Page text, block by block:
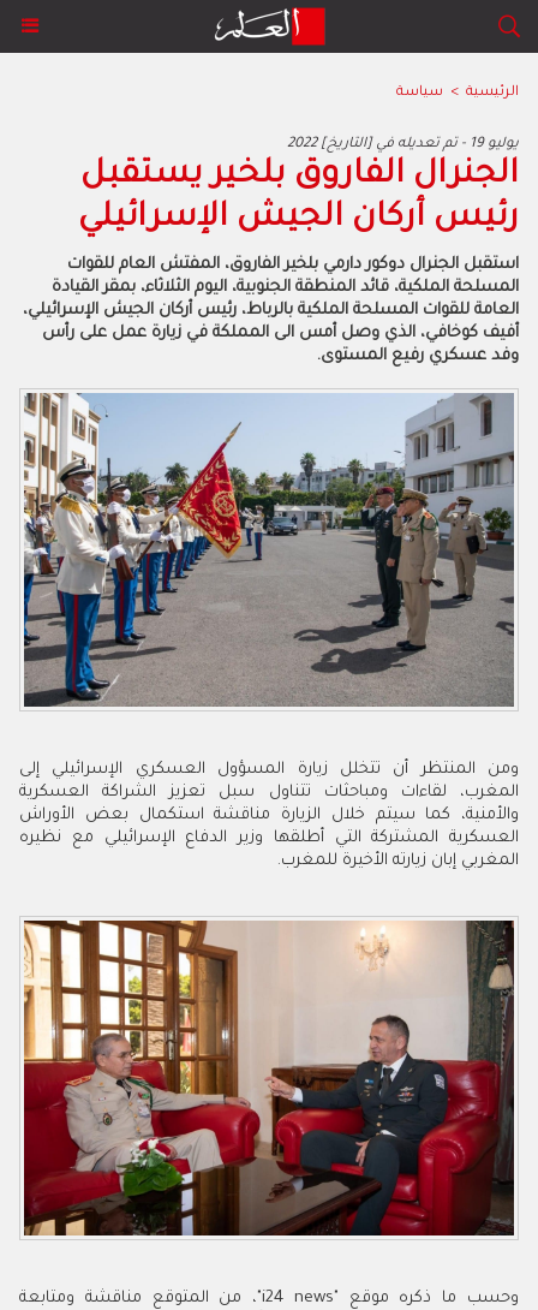
الرئيسية > سياسة
2022 يوليو 19 - تم تعديله في [التاريخ]
الجنرال الفاروق بلخير يستقبل
رئيس أركان الجيش الإسرائيلي
استقبل الجنرال دوكور دارمي بلخير الفاروق، المفتش العام للقوات
المسلحة الملكية، قائد المنطقة الجنوبية، اليوم الثلاثاء، بمقر القيادة
العامة للقوات المسلحة الملكية بالرباط، رئيس أركان الجيش الإسرائيلي،
أفيف كوخافي، الذي وصل أمس الى المملكة في زيارة عمل على رأس
وفد عسكري رفيع المستوى.
ومن المنتظر أن تتخلل زيارة المسؤول العسكري الإسرائيلي إلى
المغرب، لقاءات ومباحثات تتناول سبل تعزيز الشراكة العسكرية
والأمنية، كما سيتم خلال الزيارة مناقشة استكمال بعض الأوراش
العسكرية المشتركة التي أطلقها وزير الدفاع الإسرائيلي مع نظيره
المغربي إبان زيارته الأخيرة للمغرب.
وحسب ما ذكره موقع "i24 news"، من المتوقع مناقشة ومتابعة